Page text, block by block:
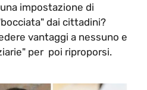
impostazione di
dai cittadini?
vantaggi a nessuno e
per poi riproporsi.